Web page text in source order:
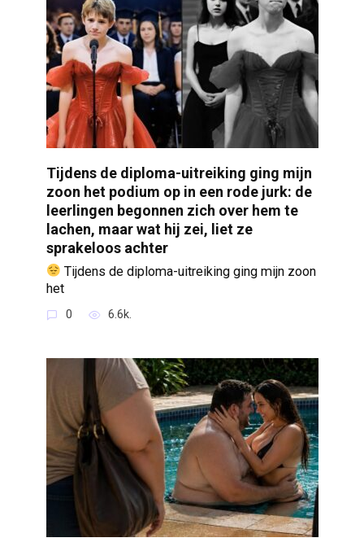
Tijdens de diploma-uitreiking ging mijn
zoon het podium op in een rode jurk: de
leerlingen begonnen zich over hem te
lachen, maar wat hij zei, liet ze
sprakeloos achter
Tijdens de diploma-uitreiking ging mijn zoon
het
0 6.6k.